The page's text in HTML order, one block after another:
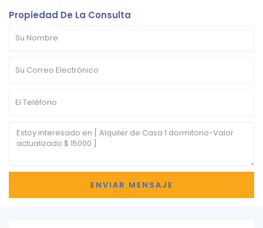
Propiedad De La Consulta